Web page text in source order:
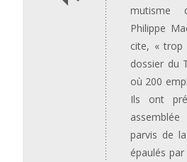
mutisme
Philippe
cite, « trop
dossier du
où 200
Ils ont
parvis de
épaulés